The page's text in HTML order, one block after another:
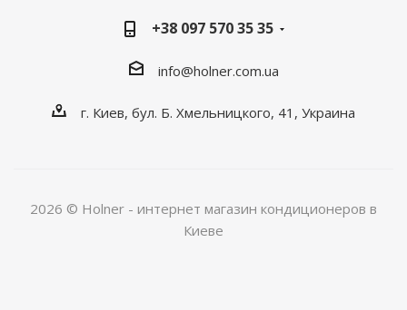
+38 097 570 35 35
info@holner.com.ua
г. Киев, бул. Б. Хмельницкого, 41, Украина
2026 © Holner - интернет магазин кондиционеров в
Киеве